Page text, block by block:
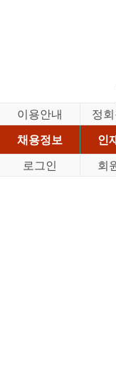
이용안내 정
채용정보
인
로그인
회